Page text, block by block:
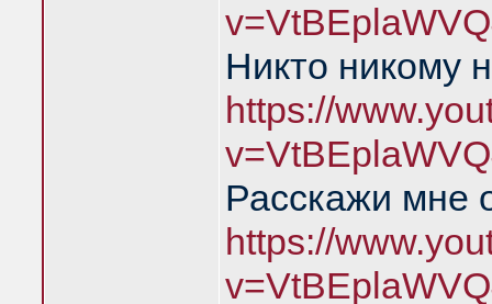
Никто никому
https://
Расскажи мне
https://